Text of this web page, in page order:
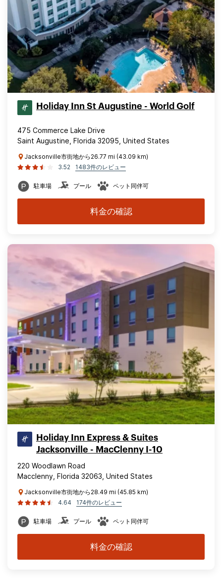
Holiday Inn St Augustine - World Golf
475 Commerce Lake Drive
Saint Augustine, Florida 32095, United States
Jacksonville市街地から26.77 mi (43.09 km)
3.52
1483件のレビュー
駐車場 プール ペット同伴可
料金の確認
Holiday Inn Express & Suites
Jacksonville - MacClenny I-10
220 Woodlawn Road
Macclenny, Florida 32063, United States
Jacksonville市街地から28.49 mi (45.85 km)
4.64
174件のレビュー
駐車場 プール ペット同伴可
料金の確認